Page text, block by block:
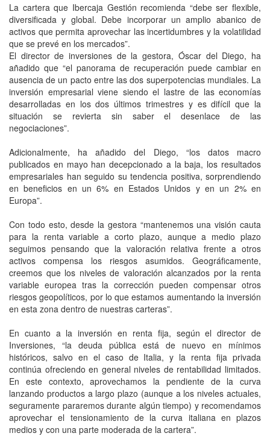
La cartera que Ibercaja Gestión recomienda “debe ser flexible,
diversificada y global. Debe incorporar un amplio abanico de
activos que permita aprovechar las incertidumbres y la volatilidad
que se prevé en los mercados”.
El director de inversiones de la gestora, Óscar del Diego, ha
añadido que “el panorama de recuperación puede cambiar en
ausencia de un pacto entre las dos superpotencias mundiales. La
inversión empresarial viene siendo el lastre de las economías
desarrolladas en los dos últimos trimestres y es difícil que la
situación se revierta sin saber el desenlace de las
negociaciones”.
Adicionalmente, ha añadido del Diego, “los datos macro
publicados en mayo han decepcionado a la baja, los resultados
empresariales han seguido su tendencia positiva, sorprendiendo
en beneficios en un 6% en Estados Unidos y en un 2% en
Europa”.
Con todo esto, desde la gestora “mantenemos una visión cauta
para la renta variable a corto plazo, aunque a medio plazo
seguimos pensando que la valoración relativa frente a otros
activos compensa los riesgos asumidos. Geográficamente,
creemos que los niveles de valoración alcanzados por la renta
variable europea tras la corrección pueden compensar otros
riesgos geopolíticos, por lo que estamos aumentando la inversión
en esta zona dentro de nuestras carteras”.
En cuanto a la inversión en renta fija, según el director de
Inversiones, “la deuda pública está de nuevo en mínimos
históricos, salvo en el caso de Italia, y la renta fija privada
continúa ofreciendo en general niveles de rentabilidad limitados.
En este contexto, aprovechamos la pendiente de la curva
lanzando productos a largo plazo (aunque a los niveles actuales,
seguramente pararemos durante algún tiempo) y recomendamos
aprovechar el tensionamiento de la curva italiana en plazos
medios y con una parte moderada de la cartera”.